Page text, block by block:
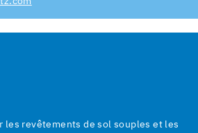
les revêtements de sol souples et les